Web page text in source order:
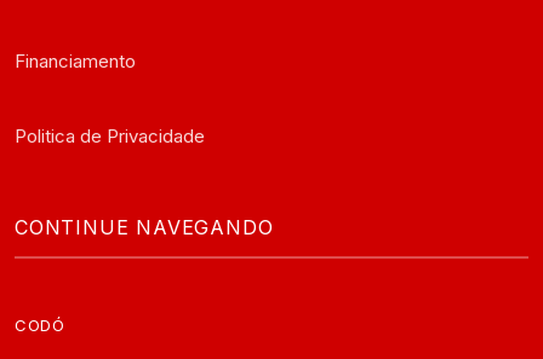
Financiamento
Politica de Privacidade
CONTINUE NAVEGANDO
CODÓ